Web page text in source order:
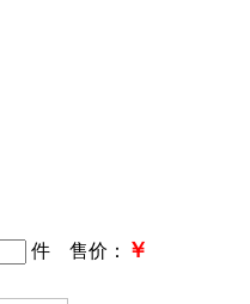
件 售价： ￥